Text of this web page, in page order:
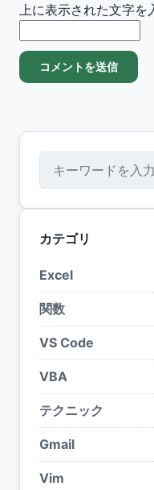
上に表示された文字を
カテゴリ
Excel
関数
VS Code
VBA
テクニック
Gmail
Vim